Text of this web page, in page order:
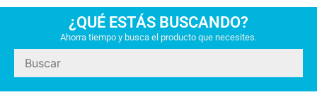
¿QUÉ ESTÁS BUSCANDO?
Ahorra tiempo y busca el producto que necesites.